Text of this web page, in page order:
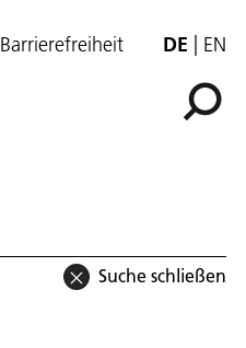
Barrierefreiheit DE EN
Suche schließen